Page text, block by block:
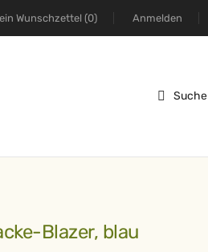
Wunschzettel (0) Anmelden
Suche
Blazer, blau